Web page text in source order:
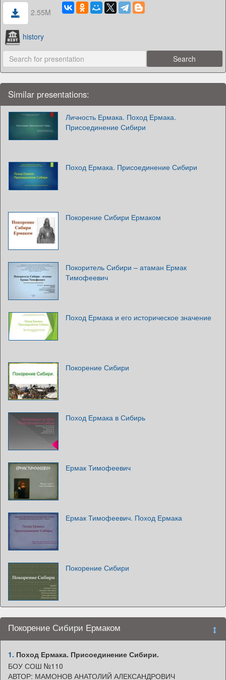
2.55M
history
Similar presentations:
Личность Ермака. Поход Ермака.
Присоединение Сибири
Поход Ермака. Присоединение Сибири
Покорение Сибири Ермаком
Покоритель Сибири – атаман Ермак
Тимофеевич
Поход Ермака и его историческое значение
Покорение Сибири
Поход Ермака в Сибирь
Ермак Тимофеевич
Ермак Тимофеевич. Поход Ермака
Покорение Сибири
Покорение Сибири Ермаком
1. Поход Ермака. Присоединение Сибири.
БОУ СОШ №110
АВТОР: МАМОНОВ АНАТОЛИЙ АЛЕКСАНДРОВИЧ